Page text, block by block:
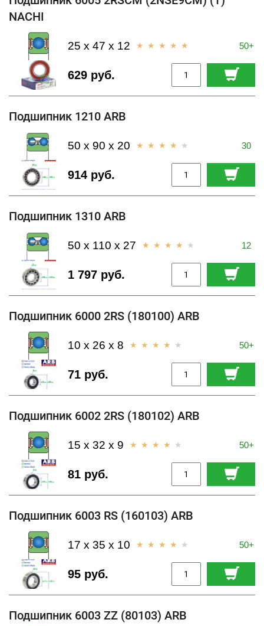
NACHI
50+
629 руб.
25 x 47 x 12
Подшипник 1210 ARB
30
914 руб.
50 x 90 x 20
Подшипник 1310 ARB
12
1 797 руб.
50 x 110 x 27
Подшипник 6000 2RS (180100) ARB
50+
71 руб.
10 x 26 x 8
Подшипник 6002 2RS (180102) ARB
50+
81 руб.
15 x 32 x 9
Подшипник 6003 RS (160103) ARB
50+
95 руб.
17 x 35 x 10
Подшипник 6003 ZZ (80103) ARB